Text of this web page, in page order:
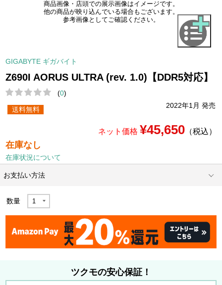
商品画像・店頭での展示画像はイメージです。
他の商品が映り込んでいる場合もございます。
参考画像としてご確認ください。
GIGABYTE ギガバイト
Z690I AORUS ULTRA (rev. 1.0)【DDR5対応】
(0)
2022年1月 発売
送料無料
ネット価格 ¥45,650（税込）
在庫なし
在庫状況について
お支払い方法
数量
ツクモの安心保証！